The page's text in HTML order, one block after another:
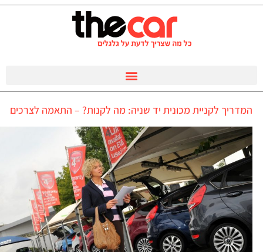
המדריך לקניית מכונית יד שניה: מה לקנות? – התאמה לצרכים